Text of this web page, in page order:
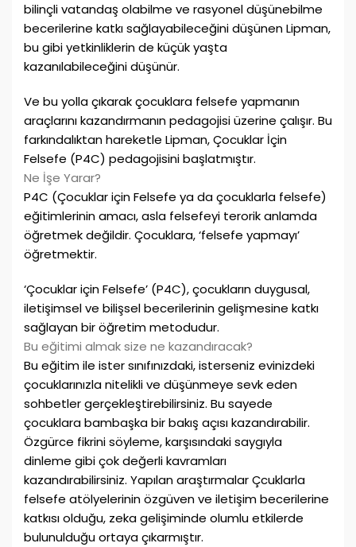
bilinçli vatandaş olabilme ve rasyonel düşünebilme
becerilerine katkı sağlayabileceğini düşünen Lipman,
bu gibi yetkinliklerin de küçük yaşta
kazanılabileceğini düşünür.
Ve bu yolla çıkarak çocuklara felsefe yapmanın
araçlarını kazandırmanın pedagojisi üzerine çalışır. Bu
farkındalıktan hareketle Lipman, Çocuklar İçin
Felsefe (P4C) pedagojisini başlatmıştır.
Ne İşe Yarar?
P4C (Çocuklar için Felsefe ya da çocuklarla felsefe)
eğitimlerinin amacı, asla felsefeyi terorik anlamda
öğretmek değildir. Çocuklara, ‘felsefe yapmayı’
öğretmektir.
‘Çocuklar için Felsefe’ (P4C), çocukların duygusal,
iletişimsel ve bilişsel becerilerinin gelişmesine katkı
sağlayan bir öğretim metodudur.
Bu eğitimi almak size ne kazandıracak?
Bu eğitim ile ister sınıfınızdaki, isterseniz evinizdeki
çocuklarınızla nitelikli ve düşünmeye sevk eden
sohbetler gerçekleştirebilirsiniz. Bu sayede
çocuklara bambaşka bir bakış açısı kazandırabilir.
Özgürce fikrini söyleme, karşısındaki saygıyla
dinleme gibi çok değerli kavramları
kazandırabilirsiniz. Yapılan araştırmalar Çcuklarla
felsefe atölyelerinin özgüven ve iletişim becerilerine
katkısı olduğu, zeka gelişiminde olumlu etkilerde
bulunulduğu ortaya çıkarmıştır.